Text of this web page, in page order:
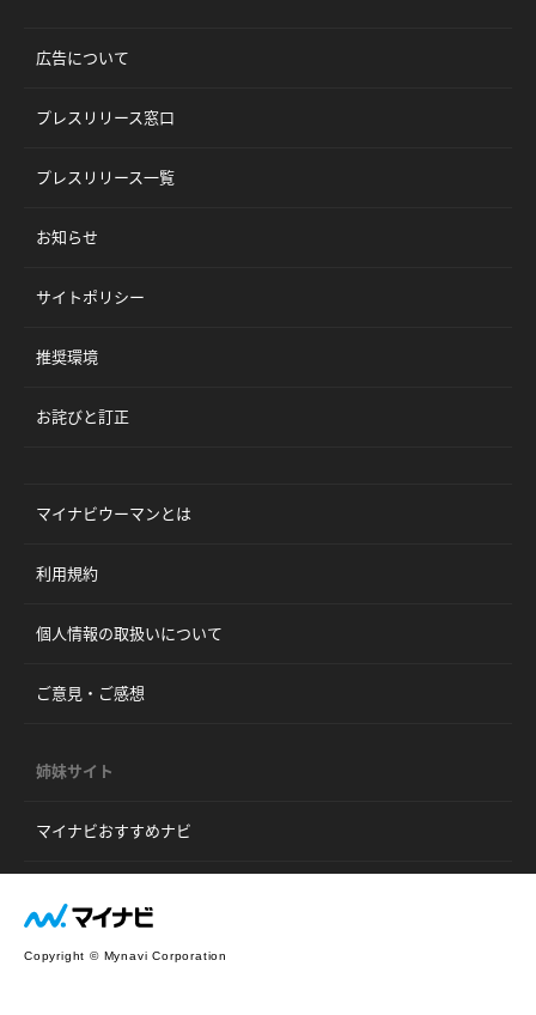
広告について
プレスリリース窓口
プレスリリース一覧
お知らせ
サイトポリシー
推奨環境
お詫びと訂正
マイナビウーマンとは
利用規約
個人情報の取扱いについて
ご意見・ご感想
姉妹サイト
マイナビおすすめナビ
Copyright © Mynavi Corporation